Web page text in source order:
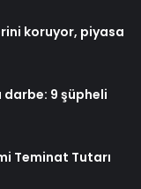
koruyor, piyasa
darbe: 9 şüpheli
Teminat Tutarı